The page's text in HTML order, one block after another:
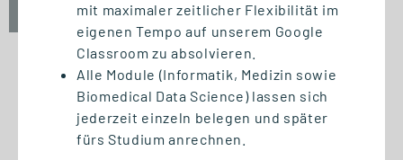
17:00 - 18:30 Uhr
Biomedizinische Informatik
mit maximaler zeitlicher Flexibilität im
eigenen Tempo auf unserem Google
Classroom zu absolvieren.
Alle Module (Informatik, Medizin sowie
Biomedical Data Science) lassen sich
jederzeit einzeln belegen und später
fürs Studium anrechnen.